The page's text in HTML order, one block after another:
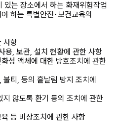
있는 장소에서 하는 화재위험작업
하는 특별안전•보건교육의
사항
, 보관, 설치 현황에 관한 사항
성 액체에 대한 방호조치에 관한
티, 등의 흩날림 방지 조치에
않도록 환기 등의 조치에 관한
등 비상조치에 관한 사항